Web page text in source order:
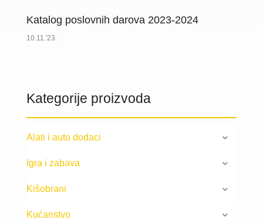
Katalog poslovnih darova 2023-2024
10.11.'23.
Kategorije proizvoda
Alati i auto dodaci
Igra i zabava
Kišobrani
Kućanstvo